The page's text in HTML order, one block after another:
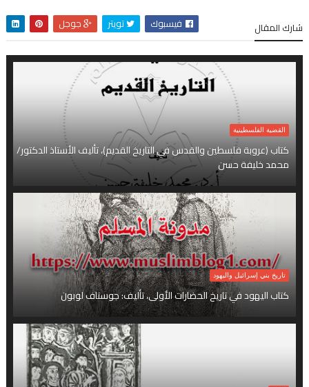
شارك المقال فيسبوك تويتر جوجل
القضية الفلسطينية
كتاب (عروبة فلسطين والقدس في التاريخ القديم)، تأليف الأستاذ الدكتور/
محمد خليفة حسن
تاريخ بني إسرائيل واليهود
كتاب اليهود في تاريخ الحضارات الأولى، تأليف: جوستاف لوبون